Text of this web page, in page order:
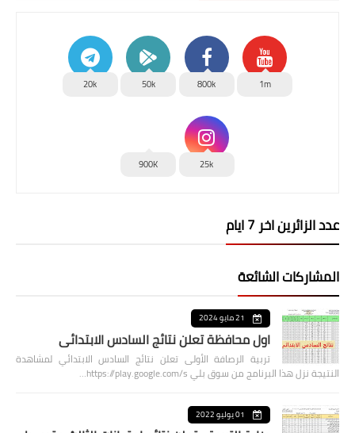
1m
800k
50k
20k
25k
900K
عدد الزائرين اخر 7 ايام
المشاركات الشائعة
21 مايو 2024
اول محافظة تعلن نتائج السادس الابتدائي
تربية الرصافة الأولى تعلن نتائج السادس الابتدائي لمشاهدة
النتيجة نزل هذا البرنامج من سوق بلي https://play.google.com/s…
01 يوليو 2022